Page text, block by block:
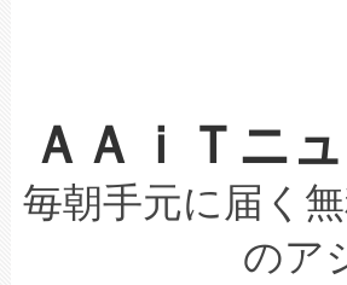
選定された製品に
取得できる可能性
設には、3億～4
最高経営責任者（
す。「当社の
系統連系を迅速に
限を超えて利用可
持できるよう貢
ービスレベル契約
テリー性能の劣化
ケーブル、枝など
なレーザースポッ
な環境下でも豊か
キロメートル範囲
LiDAR for
ＡＡｉＴニ
毎朝手元に届く
のア